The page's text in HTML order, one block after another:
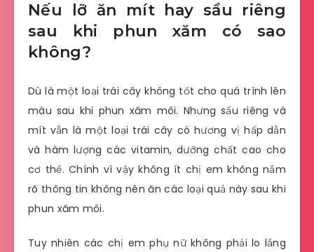
Nếu lỡ ăn mít hay sầu riêng
sau khi phun xăm có sao
không?
Dù là một loại trái cây không tốt cho quá trình lên
màu sau khi phun xăm môi. Nhưng sầu riêng và
mít vẫn là một loại trái cây có hương vị hấp dẫn
và hàm lượng các vitamin, dưỡng chất cao cho
cơ thể. Chính vì vậy không ít chị em không nắm
rõ thông tin không nên ăn các loại quả này sau khi
phun xăm môi.
Tuy nhiên các chị em phụ nữ không phải lo lắng